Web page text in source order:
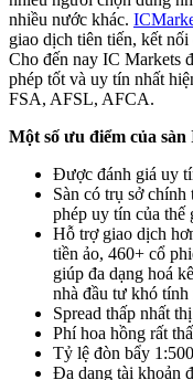
nhiều nước khác.
giao dịch tiên tiến, kết
Cho đến nay IC Markets
phép tốt và uy tín nhất
FSA, AFSL, AFCA.
Một số ưu điểm của
Được đánh giá uy
Sàn có trụ sở
phép uy tín của thế
Hỗ trợ giao dịch
tiền ảo, 460+ cổ
giúp đa dạng hoá
nhà đầu tư khó tính
Spread thấp nhất
Phí hoa hồng rất
Tỷ lệ đòn bẩy 1:500
Đa dạng tài khoản